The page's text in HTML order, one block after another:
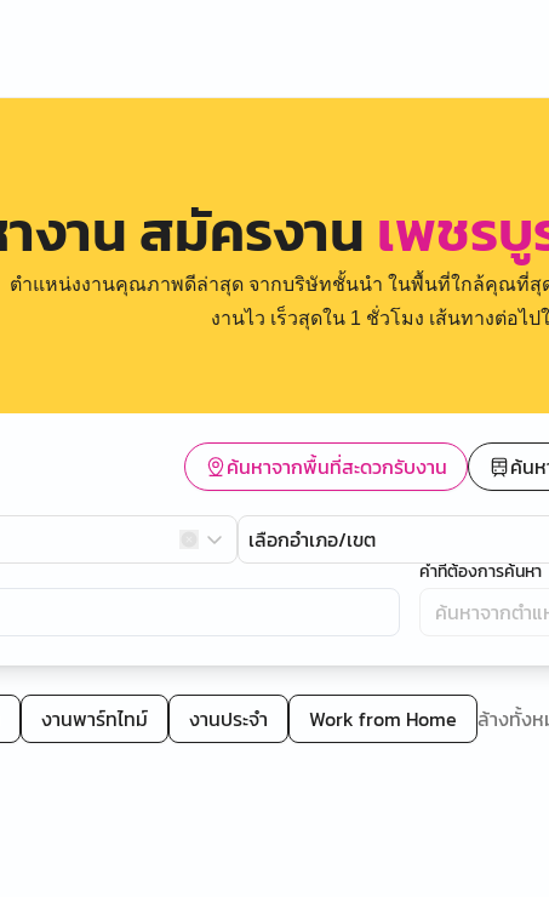
งาน สมัครงาน เพชร
ตำแหน่งงานคุณภาพดีล่าสุด จากบริษัทชั้นนำ ในพื้นที่ใกล้คุณที่สุ
งานไว เร็วสุดใน 1 ชั่วโมง เส้นทางต่อไ
ค้นหาจากพื้นที่สะดวกรับงาน ค้น
เลือกอำเภอ/เขต
คำที่ต้องการค้นหา
งานพาร์ทไทม์ งานประจำ Work from Home ล้างทั้ง